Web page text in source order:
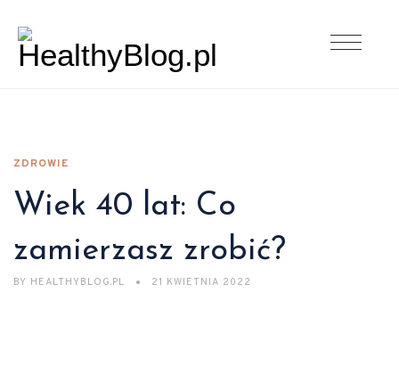
ZDROWIE
Wiek 40 lat: Co
zamierzasz zrobić?
BY HEALTHYBLOG.PL 21 KWIETNIA 2022